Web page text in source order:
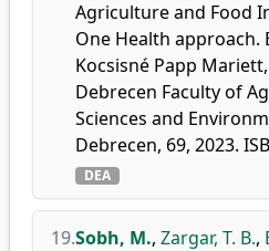
Agriculture and Food
One Health approach.
Kocsisné Papp
Debrecen Faculty of
Sciences and
Debrecen, 69, 2023.
DEA
19.Sobh, M., Zargar, T. B.,